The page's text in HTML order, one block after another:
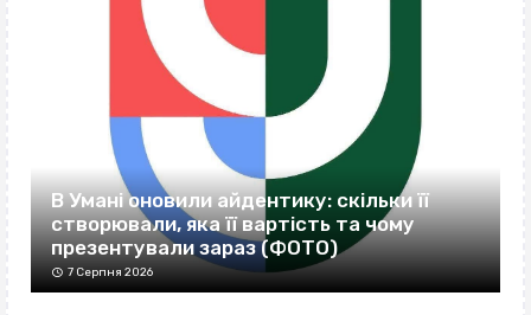
В Умані оновили айдентику: скільки її
створювали, яка її вартість та чому
презентували зараз (ФОТО)
7 Серпня 2026